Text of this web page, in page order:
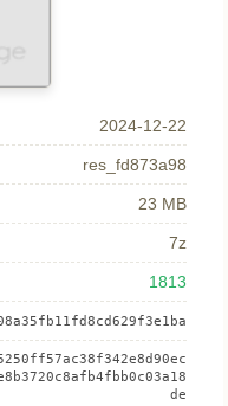
2024-12-22
res_fd873a98
23 MB
7z
1813
de